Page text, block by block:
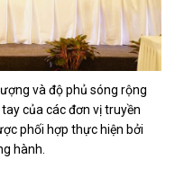
và độ phủ sóng rộng
của các đơn vị truyền
phối hợp thực hiện bởi
hành.